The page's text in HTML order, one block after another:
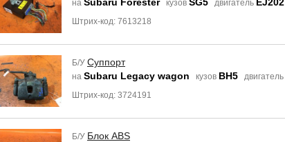
на кузов двигатель
Штрих-код: 7613218
Б/У Суппорт
на Subaru Legacy wagon кузов BH5 двигатель
Штрих-код: 3724191
Б/У Блок ABS